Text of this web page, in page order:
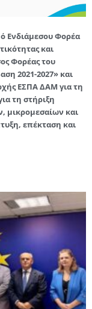
Ενδιάμεσου Φορέα
και
Φορέας του
2021-2027» και
ΕΣΠΑ ΔΑΜ για τη
τη στήριξη
μικρομεσαίων και
επέκταση και